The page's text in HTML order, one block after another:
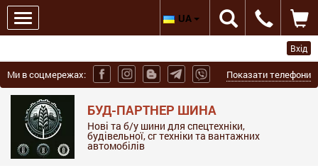
Вхід
Ми в соцмережах: Показати телефони
БУД-ПАРТНЕР ШИНА
Нові та б/у шини для спецтехніки,
будівельної, сг техніки та вантажних
автомобілів
UA